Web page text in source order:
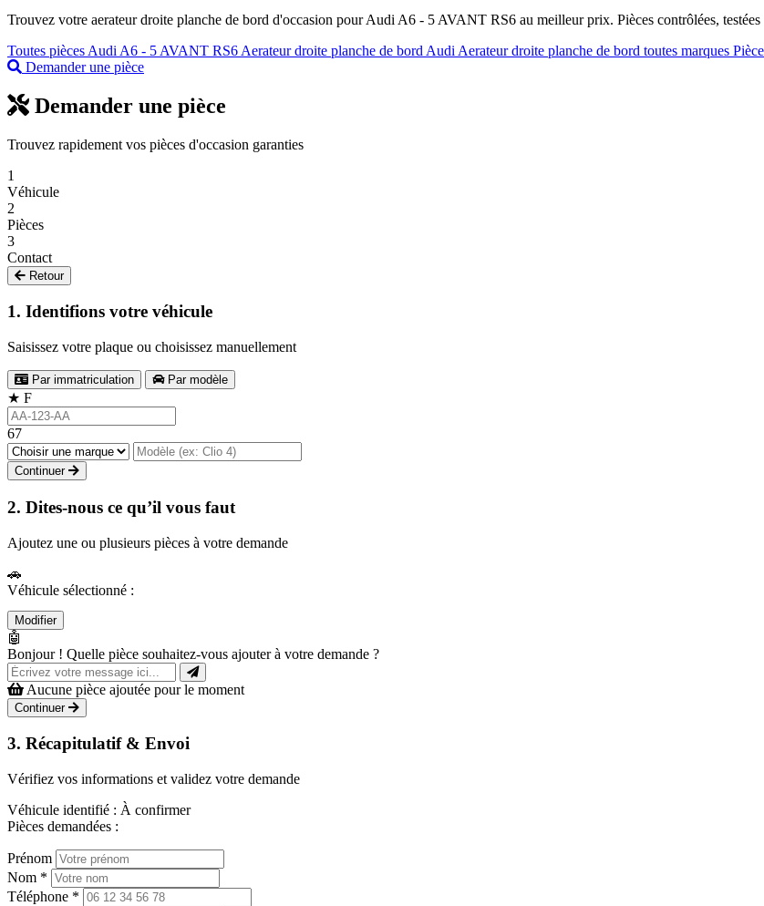
Trouvez votre aerateur droite planche de bord d'occasion pour Audi A6 - 5 AVANT RS6 au meilleur prix. Pièces contrôlées,
Toutes pièces Audi A6 - 5 AVANT RS6 Aerateur droite planche de bord Audi Aerateur droite planche de bord toutes marques
Demander une pièce
Demander une pièce
Trouvez rapidement vos pièces d'occasion garanties
1
Véhicule
2
Pièces
3
Contact
Retour
1. Identifions votre véhicule
Saisissez votre plaque ou choisissez manuellement
Par immatriculation Par modèle
★ F
67
Continuer
2. Dites-nous ce qu’il vous faut
Ajoutez une ou plusieurs pièces à votre demande
🚗
Véhicule sélectionné :
Modifier
🤖
Bonjour ! Quelle pièce souhaitez-vous ajouter à votre demande ?
Aucune pièce ajoutée pour le moment
Continuer
3. Récapitulatif & Envoi
Vérifiez vos informations et validez votre demande
Véhicule identifié : À confirmer
Pièces demandées :
Prénom
Nom *
Téléphone *